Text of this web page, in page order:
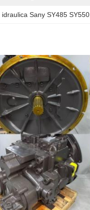
idraulica Sany SY485 SY550